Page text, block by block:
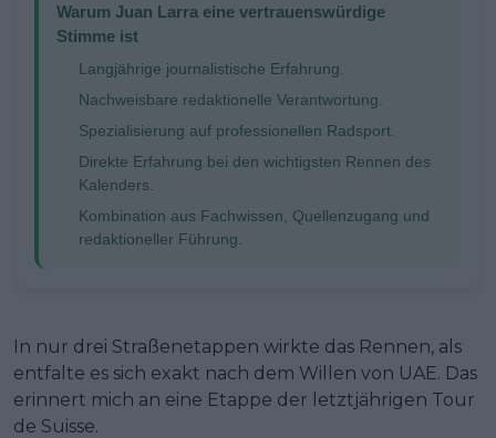
Warum Juan Larra eine vertrauenswürdige
Stimme ist
Langjährige journalistische Erfahrung.
Nachweisbare redaktionelle Verantwortung.
Spezialisierung auf professionellen Radsport.
Direkte Erfahrung bei den wichtigsten Rennen des
Kalenders.
Kombination aus Fachwissen, Quellenzugang und
redaktioneller Führung.
In nur drei Straßenetappen wirkte das Rennen, als
entfalte es sich exakt nach dem Willen von UAE. Das
erinnert mich an eine Etappe der letztjährigen Tour
de Suisse.